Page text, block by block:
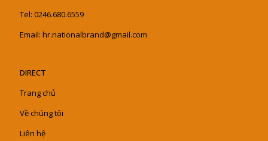
Tel: 0246.680.6559
Email: hr.nationalbrand@gmail.com
DIRECT
Trang chủ
Về chúng tôi
Liên hệ